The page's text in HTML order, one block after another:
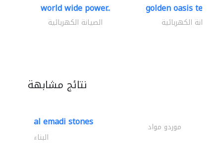
world wide power..
الصيانة الكهربائية
golden oasis
الصيانة الكهربائية
نتائج مشابهة
al emadi stones موردو مواد
البناء